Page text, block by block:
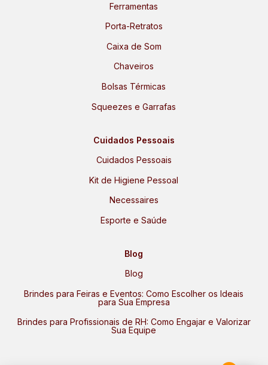
Ferramentas
Porta-Retratos
Caixa de Som
Chaveiros
Bolsas Térmicas
Squeezes e Garrafas
Cuidados Pessoais
Cuidados Pessoais
Kit de Higiene Pessoal
Necessaires
Esporte e Saúde
Blog
Blog
Brindes para Feiras e Eventos: Como Escolher os Ideais
para Sua Empresa
Brindes para Profissionais de RH: Como Engajar e Valorizar
Sua Equipe